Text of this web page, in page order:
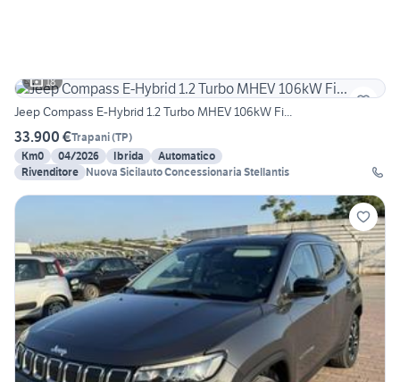
18
Jeep Compass E-Hybrid 1.2 Turbo MHEV 106kW Fi...
33.900 €Trapani(TP)
Km0
04/2026 Ibrida
Automatico
Rivenditore Nuova Sicilauto Concessionaria Stellantis